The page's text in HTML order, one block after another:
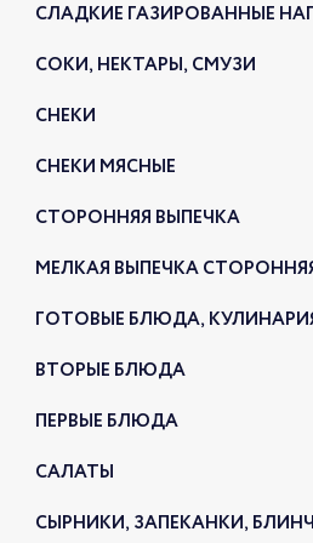
СЛАДКИЕ ГАЗИРОВАННЫЕ
СОКИ, НЕКТАРЫ, СМУЗИ
СНЕКИ
СНЕКИ МЯСНЫЕ
СТОРОННЯЯ ВЫПЕЧКА
МЕЛКАЯ ВЫПЕЧКА
ГОТОВЫЕ БЛЮДА,
ВТОРЫЕ БЛЮДА
ПЕРВЫЕ БЛЮДА
САЛАТЫ
СЫРНИКИ, ЗАПЕКАНКИ,